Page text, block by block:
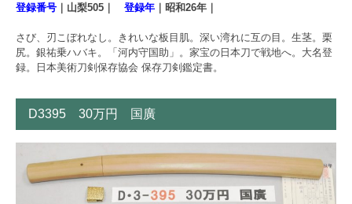
登録番号 ｜山梨505｜ 登録年 ｜昭和26年｜
さび、刃こぼれなし。きれいな板目肌。深い湾れに互の目。生茎。栗
尻。銀祐乗ハバキ。「河内守国助」。家宝の日本刀で戦地へ。大名登
録。日本美術刀剣保存協会 保存刀剣鑑定書。
D3395 30万円 国廣